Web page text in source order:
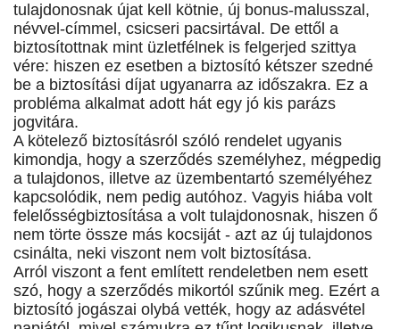
tulajdonosnak újat kell kötnie, új bonus-malusszal,
névvel-címmel, csicseri pacsirtával. De ettől a
biztosítottnak mint üzletfélnek is felgerjed szittya
vére: hiszen ez esetben a biztosító kétszer szedné
be a biztosítási díjat ugyanarra az időszakra. Ez a
probléma alkalmat adott hát egy jó kis parázs
jogvitára.
A kötelező biztosításról szóló rendelet ugyanis
kimondja, hogy a szerződés személyhez, mégpedig
a tulajdonos, illetve az üzembentartó személyéhez
kapcsolódik, nem pedig autóhoz. Vagyis hiába volt
felelősségbiztosítása a volt tulajdonosnak, hiszen ő
nem törte össze más kocsiját - azt az új tulajdonos
csinálta, neki viszont nem volt biztosítása.
Arról viszont a fent említett rendeletben nem esett
szó, hogy a szerződés mikortól szűnik meg. Ezért a
biztosító jogászai olybá vették, hogy az adásvétel